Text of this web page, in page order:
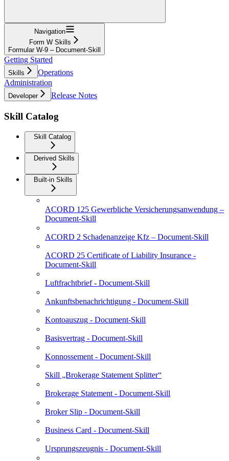
Navigation
Form W Skills
Formular W‑9 – Document-Skill
Getting Started
Skills
Operations
Administration
Developer Release Notes
Skill Catalog
Skill Catalog
Derived Skills
Built-in Skills
ACORD 125 Gewerbliche Versicherungsanwendung –
Document-Skill
ACORD 2 Schadenanzeige Kfz – Document-Skill
ACORD 25 Certificate of Liability Insurance -
Document-Skill
Luftfrachtbrief - Document-Skill
Ankunftsbenachrichtigung - Document-Skill
Kontoauszug - Document-Skill
Basisvertrag - Document-Skill
Konnossement - Document-Skill
Skill „Brokerage Statement Splitter“
Brokerage Statement - Document-Skill
Broker Slip - Document-Skill
Business Card - Document-Skill
Ursprungszeugnis - Document-Skill